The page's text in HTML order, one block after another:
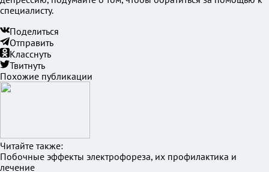
специалисту.
Поделиться
Отправить
Класснуть
Твитнуть
Похожие публикации
Читайте также:
Побочные эффекты электрофореза, их профилактика и
лечение